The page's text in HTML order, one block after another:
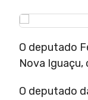
O deputado
Nova Iguaçu,
O deputado